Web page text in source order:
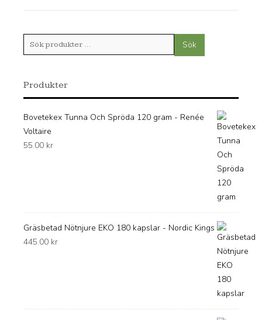
Sök
efter:
Sök
Produkter
Bovetekex Tunna Och Spröda 120 gram - Renée
Voltaire
55.00 kr
Gräsbetad Nötnjure EKO 180 kapslar - Nordic Kings
445.00 kr